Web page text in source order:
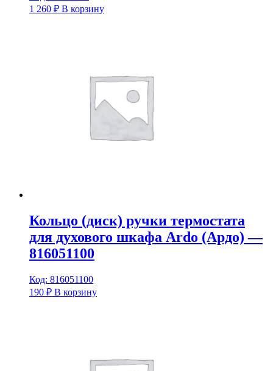
1 260 ₽ В корзину
Кольцо (диск) ручки термостата
для духового шкафа Ardo (Ардо) —
816051100
Код: 816051100
190 ₽ В корзину